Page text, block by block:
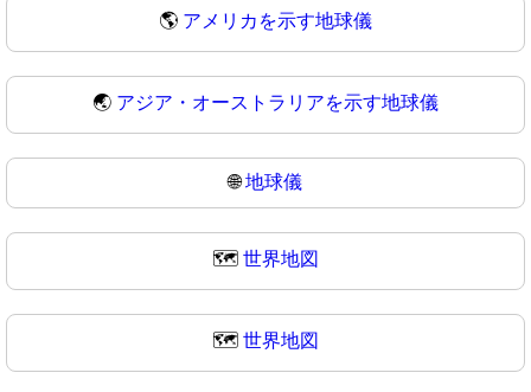
🌎 アメリカを示す地球儀
🌏 アジア・オーストラリアを示す地球儀
🌐地球儀
🗺️ 世界地図
🗺 世界地図